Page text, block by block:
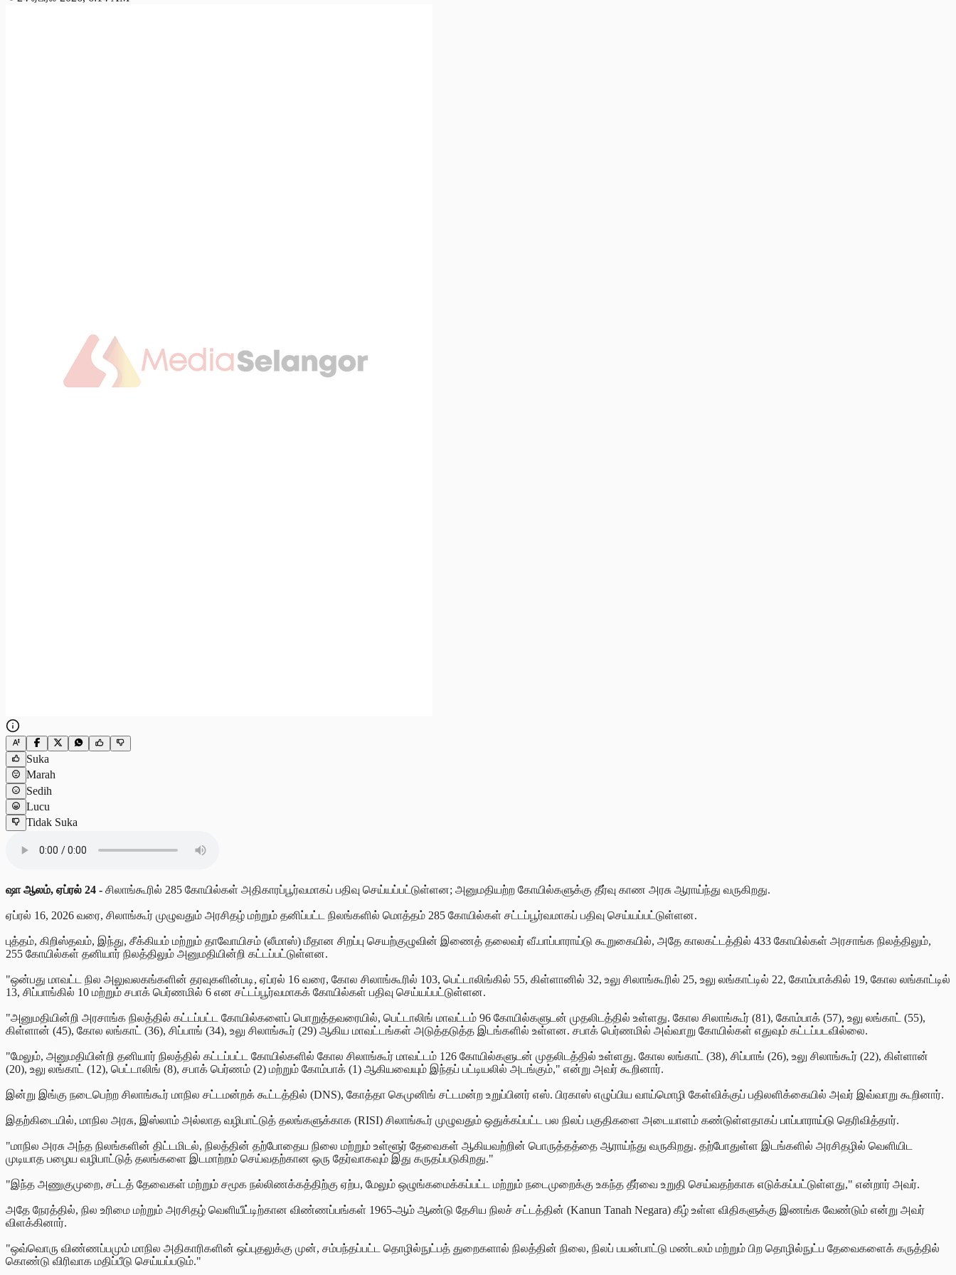
Suka
Marah
Sedih
Lucu
Tidak Suka
ஷாஆலம், ஏப்ரல் 24 - சிலாங்கூரில் 285 கோயில்கள் அதிகாரப்பூர்வமாகப் பதிவு செய்யப்பட்டுள்ளன; அனுமதியற்ற கோயில்களுக்கு தீர்வு காண அரசு ஆராய்ந்து வருகிறது.
ஏப்ரல் 16, 2026 வரை, சிலாங்கூர் முழுவதும் அரசிதழ் மற்றும் தனிப்பட்ட நிலங்களில் மொத்தம் 285 கோயில்கள் சட்டப்பூர்வமாகப் பதிவு செய்யப்பட்டுள்ளன.
புத்தம், கிறிஸ்தவம், இந்து, சீக்கியம் மற்றும் தாவோயிசம் (லீமாஸ்) மீதான சிறப்பு செயற்குழுவின் இணைத் தலைவர் வீ.பாப்பாராய்டு கூறுகையில், அதே காலகட்டத்தில் 433 கோயில்கள் அரசாங்க நிலத்திலும்,
255 கோயில்கள் தனியார் நிலத்திலும் அனுமதியின்றி கட்டப்பட்டுள்ளன.
"ஒன்பது மாவட்ட நில அலுவலகங்களின் தரவுகளின்படி, ஏப்ரல் 16 வரை, கோல சிலாங்கூரில் 103, பெட்டாலிங்கில் 55, கிள்ளானில் 32, உலு சிலாங்கூரில் 25, உலு லங்காட்டில் 22, கோம்பாக்கில் 19, கோல லங்காட்டில்
13, சிப்பாங்கில் 10 மற்றும் சபாக் பெர்ணமில் 6 என சட்டப்பூர்வமாகக் கோயில்கள் பதிவு செய்யப்பட்டுள்ளன.
"அனுமதியின்றி அரசாங்க நிலத்தில் கட்டப்பட்ட கோயில்களைப் பொறுத்தவரையில், பெட்டாலிங் மாவட்டம் 96 கோயில்களுடன் முதலிடத்தில் உள்ளது. கோல சிலாங்கூர் (81), கோம்பாக் (57), உலு லங்காட் (55),
கிள்ளான் (45), கோல லங்காட் (36), சிப்பாங் (34), உலு சிலாங்கூர் (29) ஆகிய மாவட்டங்கள் அடுத்தடுத்த இடங்களில் உள்ளன. சபாக் பெர்ணமில் அவ்வாறு கோயில்கள் எதுவும் கட்டப்படவில்லை.
"மேலும், அனுமதியின்றி தனியார் நிலத்தில் கட்டப்பட்ட கோயில்களில் கோல சிலாங்கூர் மாவட்டம் 126 கோயில்களுடன் முதலிடத்தில் உள்ளது. கோல லங்காட் (38), சிப்பாங் (26), உலு சிலாங்கூர் (22), கிள்ளான்
(20), உலு லங்காட் (12), பெட்டாலிங் (8), சபாக் பெர்ணம் (2) மற்றும் கோம்பாக் (1) ஆகியவையும் இந்தப் பட்டியலில் அடங்கும்," என்று அவர் கூறினார்.
இன்று இங்கு நடைபெற்ற சிலாங்கூர் மாநில சட்டமன்றக் கூட்டத்தில் (DNS), கோத்தா கெமுனிங் சட்டமன்ற உறுப்பினர் எஸ். பிரகாஸ் எழுப்பிய வாய்மொழி கேள்விக்குப் பதிலளிக்கையில் அவர் இவ்வாறு கூறினார்.
இதற்கிடையில், மாநில அரசு, இஸ்லாம் அல்லாத வழிபாட்டுத் தலங்களுக்காக (RISI) சிலாங்கூர் முழுவதும் ஒதுக்கப்பட்ட பல நிலப் பகுதிகளை அடையாளம் கண்டுள்ளதாகப் பாப்பாராய்டு தெரிவித்தார்.
"மாநில அரசு அந்த நிலங்களின் திட்டமிடல், நிலத்தின் தற்போதைய நிலை மற்றும் உள்ளூர் தேவைகள் ஆகியவற்றின் பொருத்தத்தை ஆராய்ந்து வருகிறது. தற்போதுள்ள இடங்களில் அரசிதழில் வெளியிட
முடியாத பழைய வழிபாட்டுத் தலங்களை இடமாற்றம் செய்வதற்கான ஒரு தேர்வாகவும் இது கருதப்படுகிறது."
"இந்த அணுகுமுறை, சட்டத் தேவைகள் மற்றும் சமூக நல்லிணக்கத்திற்கு ஏற்ப, மேலும் ஒழுங்கமைக்கப்பட்ட மற்றும் நடைமுறைக்கு உகந்த தீர்வை உறுதி செய்வதற்காக எடுக்கப்பட்டுள்ளது," என்றார் அவர்.
அதே நேரத்தில், நில உரிமை மற்றும் அரசிதழ் வெளியீட்டிற்கான விண்ணப்பங்கள் 1965-ஆம் ஆண்டு தேசிய நிலச் சட்டத்தின் (Kanun Tanah Negara) கீழ் உள்ள விதிகளுக்கு இணங்க வேண்டும் என்று அவர்
விளக்கினார்.
"ஒவ்வொரு விண்ணப்பமும் மாநில அதிகாரிகளின் ஒப்புதலுக்கு முன், சம்பந்தப்பட்ட தொழில்நுட்பத் துறைகளால் நிலத்தின் நிலை, நிலப் பயன்பாட்டு மண்டலம் மற்றும் பிற தொழில்நுட்ப தேவைகளைக் கருத்தில்
கொண்டு விரிவாக மதிப்பீடு செய்யப்படும்."